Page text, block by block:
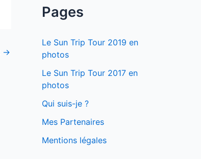
→
c
e
r
c
h
e
r
Pages
Le Sun Trip Tour 2019 en
photos
Le Sun Trip Tour 2017 en
photos
Qui suis-je ?
Mes Partenaires
Mentions légales